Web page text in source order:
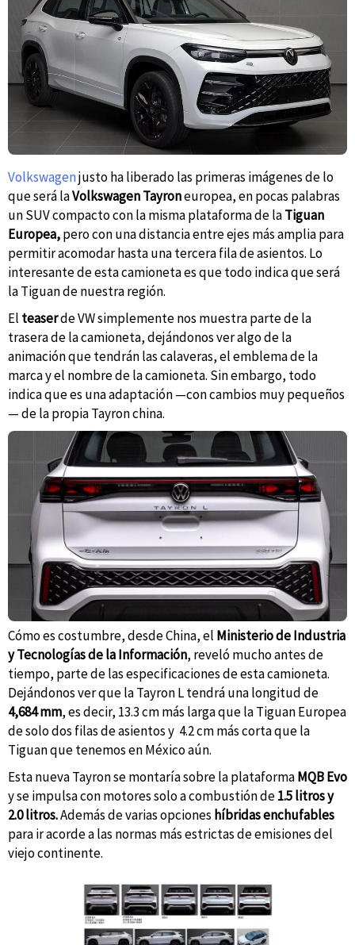
Volkswagenjusto ha liberado las primeras imágenes de lo
que será laVolkswagen Tayroneuropea, en pocas palabras
un SUV compacto con la misma plataforma de laTiguan
Europea,pero con una distancia entre ejes más amplia para
permitir acomodar hasta una tercera fila de asientos. Lo
interesante de esta camioneta es que todo indica que será
la Tiguan de nuestra región.
El teaserde VW simplemente nos muestra parte de la
trasera de la camioneta, dejándonos ver algo de la
animación que tendrán las calaveras, el emblema de la
marca y el nombre de la camioneta. Sin embargo, todo
indica que es una adaptación —con cambios muy pequeños
— de la propia Tayron china.
Cómo es costumbre, desde China, el Ministerio de Industria
y Tecnologías de la Información, reveló mucho antes de
tiempo, parte de las especificaciones de esta camioneta.
Dejándonos ver que la Tayron L tendrá una longitud de
4,684 mm, es decir, 13.3 cm más larga que la Tiguan Europea
de solo dos filas de asientos y 4.2 cm más corta que la
Tiguan que tenemos en México aún.
Esta nueva Tayron se montaría sobre la plataformaMQB Evo
y se impulsa con motores solo a combustión de1.5 litros y
2.0 litros.Además de varias opciones híbridas enchufables
para ir acorde a las normas más estrictas de emisiones del
viejo continente.